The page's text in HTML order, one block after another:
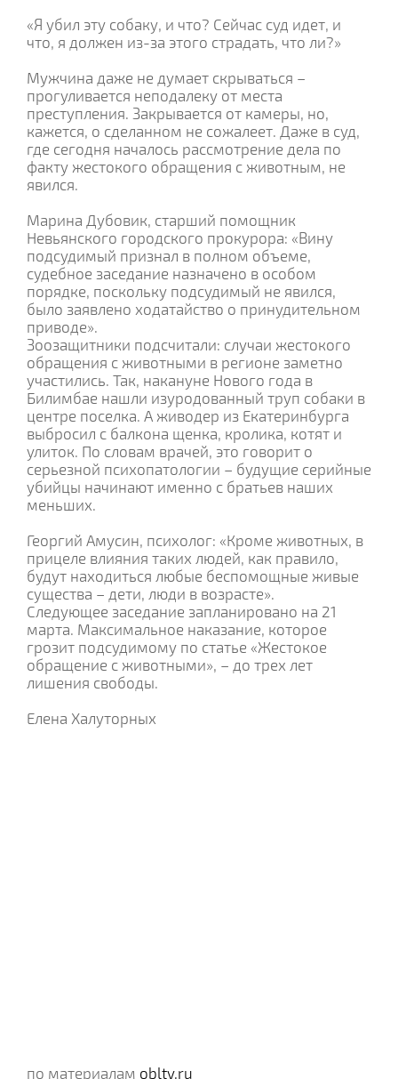
«Я убил эту собаку, и что? Сейчас суд идет, и
что, я должен из-за этого страдать, что ли?»
Мужчина даже не думает скрываться –
прогуливается неподалеку от места
преступления. Закрывается от камеры, но,
кажется, о сделанном не сожалеет. Даже в суд,
где сегодня началось рассмотрение дела по
факту жестокого обращения с животным, не
явился.
Марина Дубовик, старший помощник
Невьянского городского прокурора: «Вину
подсудимый признал в полном объеме,
судебное заседание назначено в особом
порядке, поскольку подсудимый не явился,
было заявлено ходатайство о принудительном
приводе».
Зоозащитники подсчитали: случаи жестокого
обращения с животными в регионе заметно
участились. Так, накануне Нового года в
Билимбае нашли изуродованный труп собаки в
центре поселка. А живодер из Екатеринбурга
выбросил с балкона щенка, кролика, котят и
улиток. По словам врачей, это говорит о
серьезной психопатологии – будущие серийные
убийцы начинают именно с братьев наших
меньших.
Георгий Амусин, психолог: «Кроме животных, в
прицеле влияния таких людей, как правило,
будут находиться любые беспомощные живые
существа – дети, люди в возрасте».
Следующее заседание запланировано на 21
марта. Максимальное наказание, которое
грозит подсудимому по статье «Жестокое
обращение с животными», – до трех лет
лишения свободы.
Елена Халуторных
по материалам obltv.ru